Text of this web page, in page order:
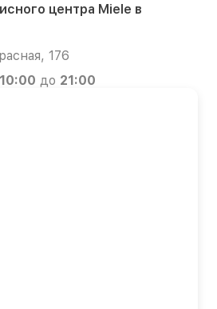
центра Miele в
176
10:00 до 21:00